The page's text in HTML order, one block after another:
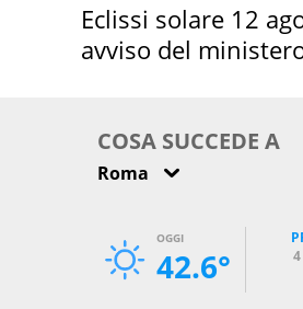
Eclissi solare 12
avviso del